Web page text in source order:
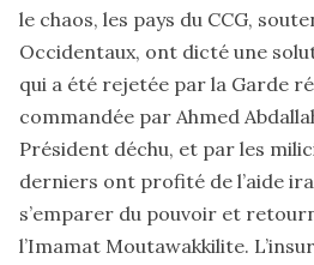
le chaos, les pays du CCG,
Occidentaux, ont dicté une
qui a été rejetée par la Garde
commandée par Ahmed
Président déchu, et par les
derniers ont profité de l’aide
s’emparer du pouvoir et
l’Imamat Moutawakkilite.